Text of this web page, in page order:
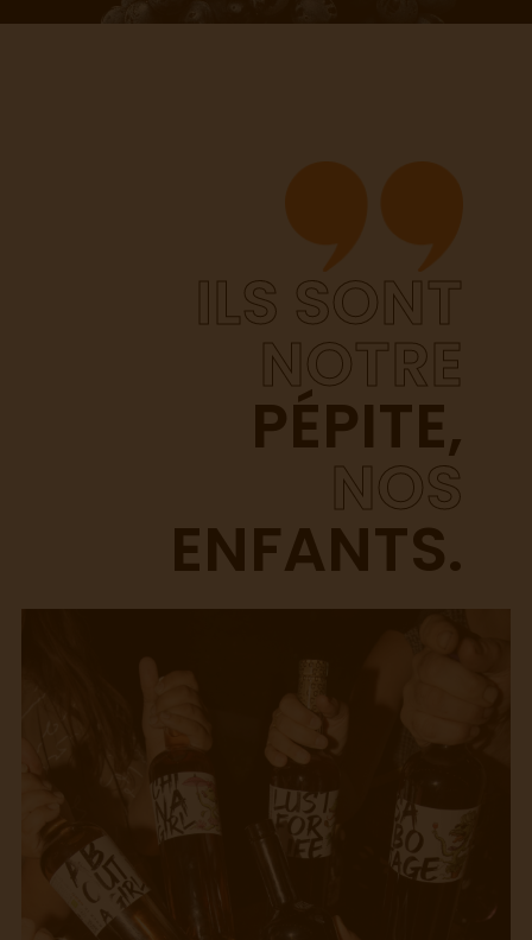
ILS SONT
NOTRE
PÉPITE,
NOS
ENFANTS.